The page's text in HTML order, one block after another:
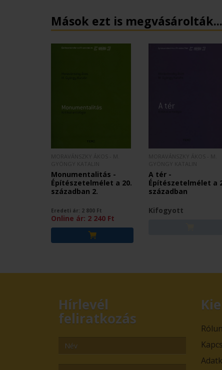
Mások ezt is megvásárolták...
Monumentalitás -
Építészetelmélet a 20.
században 2.
Eredeti ár: 2 800 Ft
Online ár: 2 240 Ft
A tér -
Építészetelmélet a
században
Kifogyott
Hírlevél
feliratkozás